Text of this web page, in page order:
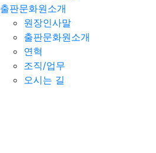
출판문화원소개
원장인사말
출판문화원소개
연혁
조직/업무
오시는 길